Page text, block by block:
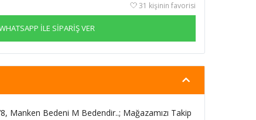
31 kişinin favorisi
İLE SİPARİŞ VER
Manken Bedeni M Bedendir..; Mağazamızı Takip